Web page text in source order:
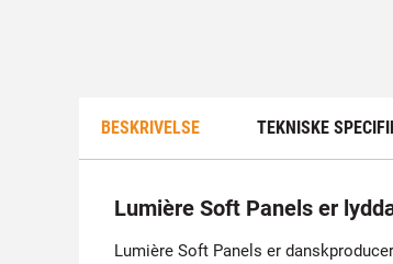
BESKRIVELSE TEKNISKE
Lumière Soft Panels er
Lumière Soft Panels er